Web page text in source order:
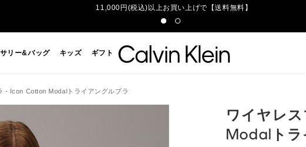
11,000円(税込)以上お買い上げで【送料無料】
リー&バッグ キッズ ギフト
- Icon Cotton Modalトライアングルブラ
ワイヤレ
Modalトラ